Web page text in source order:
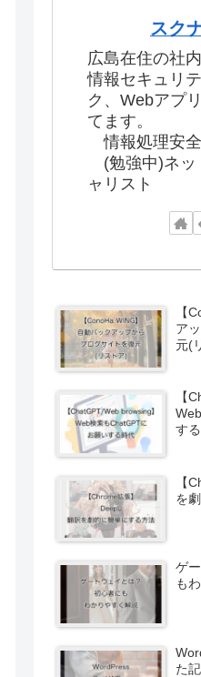
スク
広島在住の社
情報セキュリ
ク、Webアプ
てます。
情報処理安
(勉強中)ネッ
ャリスト
【
ア
元(
【
す
【
を
ゲ
も
た